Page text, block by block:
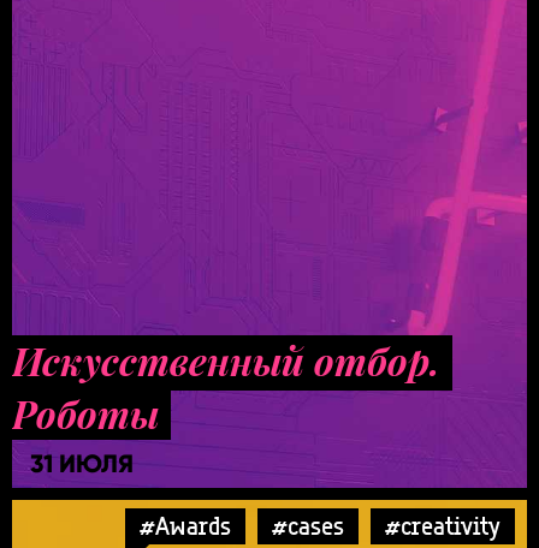
Искусственный отбор.
Роботы
31 ИЮЛЯ
#Awards #cases
#creativity